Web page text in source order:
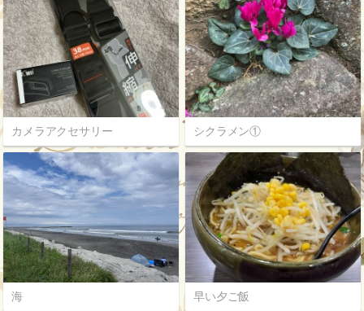
カメラアクセサリー シクラメン①
海 早い夕ご飯